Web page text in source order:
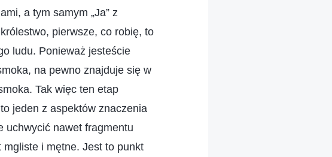
a tym samym „Ja” z
pierwsze, co robię, to
ludu. Ponieważ jesteście
na pewno znajduje się w
Tak więc ten etap
jeden z aspektów znaczenia
uchwycić nawet fragmentu
mgliste i mętne. Jest to punkt